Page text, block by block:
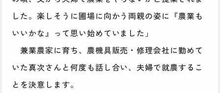
した。楽しそうに圃場に向かう両親の姿に『農業も
いいかな』って思い始めていました」
兼業農家に育ち、農機具販売・修理会社に勤めて
いた真次さんと何度も話し合い、夫婦で就農するこ
とを決意します。